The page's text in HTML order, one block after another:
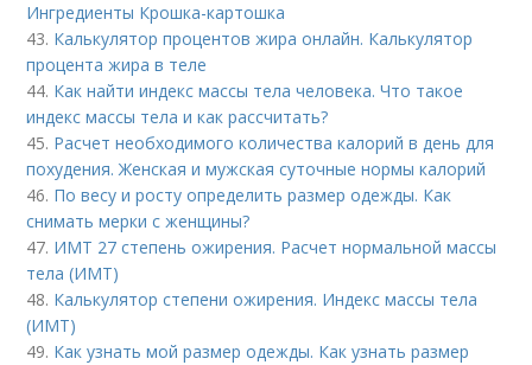
Ингредиенты Крошка-картошка
43. Калькулятор процентов жира онлайн. Калькулятор
процента жира в теле
44. Как найти индекс массы тела человека. Что такое
индекс массы тела и как рассчитать?
45. Расчет необходимого количества калорий в день для
похудения. Женская и мужская суточные нормы калорий
46. По весу и росту определить размер одежды. Как
снимать мерки с женщины?
47. ИМТ 27 степень ожирения. Расчет нормальной массы
тела (ИМТ)
48. Калькулятор степени ожирения. Индекс массы тела
(ИМТ)
49. Как узнать мой размер одежды. Как узнать размер